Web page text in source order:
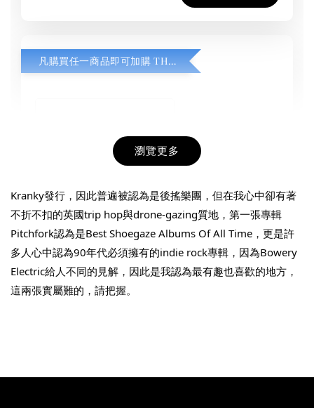
凡購買任一商品即可加購 THT 九週年紀念 T-shirt
THT 九週年紀念 T-shirt
瀏覽更多
Kranky發行，因此普遍被認為是後搖樂團，但在我心中卻有著
不折不扣的英國trip hop與drone-gazing質地，第一張專輯
Pitchfork認為是Best Shoegaze Albums Of All Time，更是許
多人心中認為90年代必須擁有的indie rock專輯，因為Bowery
Electric給人不同的見解，因此是我認為最有趣也喜歡的地方，
這兩張實屬難的，請把握。